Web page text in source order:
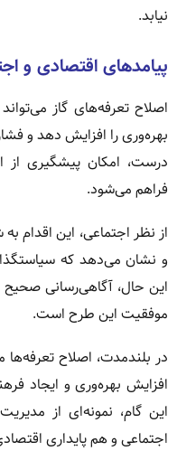
نیابد.
پیامدهای اقتصادی و
اصلاح تعرفه‌های گاز
بهره‌وری را افزایش دهد و
درست، امکان پیشگیری از
فراهم می‌شود.
از نظر اجتماعی، این
و نشان می‌دهد که
این حال، آگاهی‌رسانی
موفقیت این طرح است.
در بلندمدت، اصلاح
افزایش بهره‌وری و ایجاد
این گام، نمونه‌ای از
اجتماعی و هم پایداری